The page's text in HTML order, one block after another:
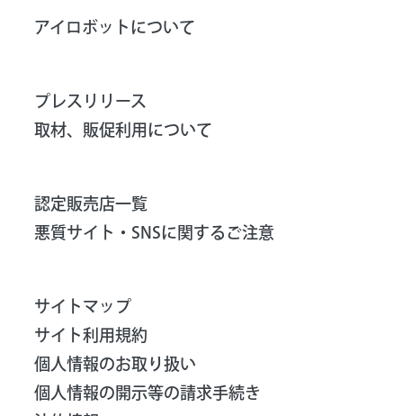
アイロボットについて
プレスリリース
取材、販促利用について
認定販売店一覧
悪質サイト・SNSに関するご注意
サイトマップ
サイト利用規約
個人情報のお取り扱い
個人情報の開示等の請求手続き